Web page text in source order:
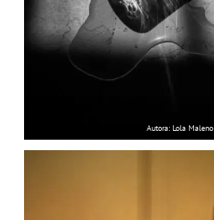
Autora: Lola Maleno